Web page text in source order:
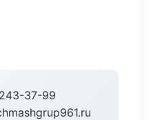
37-99